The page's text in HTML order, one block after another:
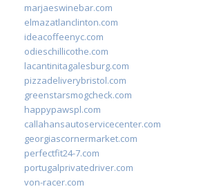
marjaeswinebar.com
elmazatlanclinton.com
ideacoffeenyc.com
odieschillicothe.com
lacantinitagalesburg.com
pizzadeliverybristol.com
greenstarsmogcheck.com
happypawspl.com
callahansautoservicecenter.com
georgiascornermarket.com
perfectfit24-7.com
portugalprivatedriver.com
von-racer.com